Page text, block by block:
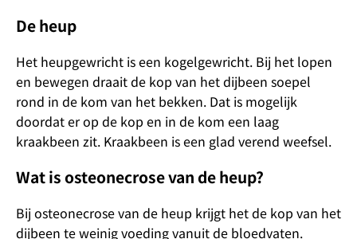
De heup
Het heupgewricht is een kogelgewricht. Bij het lopen
en bewegen draait de kop van het dijbeen soepel
rond in de kom van het bekken. Dat is mogelijk
doordat er op de kop en in de kom een laag
kraakbeen zit. Kraakbeen is een glad verend weefsel.
Wat is osteonecrose van de heup?
Bij osteonecrose van de heup krijgt het de kop van het
dijbeen te weinig voeding vanuit de bloedvaten.